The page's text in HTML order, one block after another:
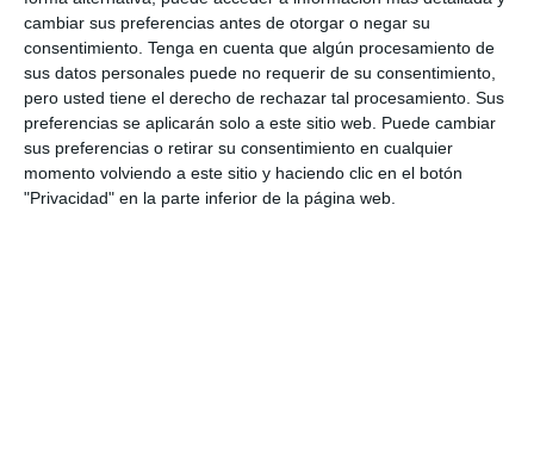
cambiar sus preferencias antes de otorgar o negar su
consentimiento. Tenga en cuenta que algún procesamiento de
sus datos personales puede no requerir de su consentimiento,
pero usted tiene el derecho de rechazar tal procesamiento. Sus
preferencias se aplicarán solo a este sitio web. Puede cambiar
sus preferencias o retirar su consentimiento en cualquier
momento volviendo a este sitio y haciendo clic en el botón
"Privacidad" en la parte inferior de la página web.
Osteopatía Craneal
Osteopatía Estructural
Osteopatía Infantil
Osteopatía Visceral
Rehabilitación
Técnica Miofascial